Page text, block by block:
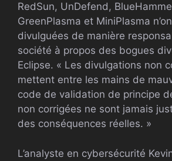
RedSun, UnDefend,
GreenPlasma et MiniPlasma
divulguées de manière
société à propos des bogues
Eclipse. « Les divulgations non
mettent entre les mains de
code de validation de principe
non corrigées ne sont jamais
des conséquences réelles. »
L’analyste en cybersécurité